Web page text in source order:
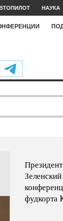
НАУКА
фудкорта